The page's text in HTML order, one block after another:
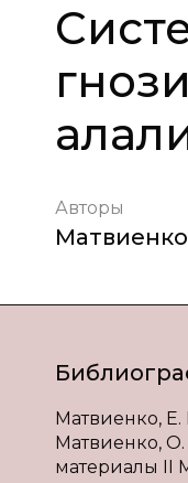
Авторы
Матвиенко,
Матвиенко,
материалы II